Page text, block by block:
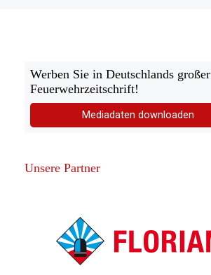
Werben Sie in Deutschlands großer
Feuerwehrzeitschrift!
Mediadaten downloaden
Unsere Partner